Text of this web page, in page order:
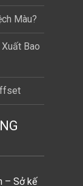
Màu?
Bao
– Sở kế